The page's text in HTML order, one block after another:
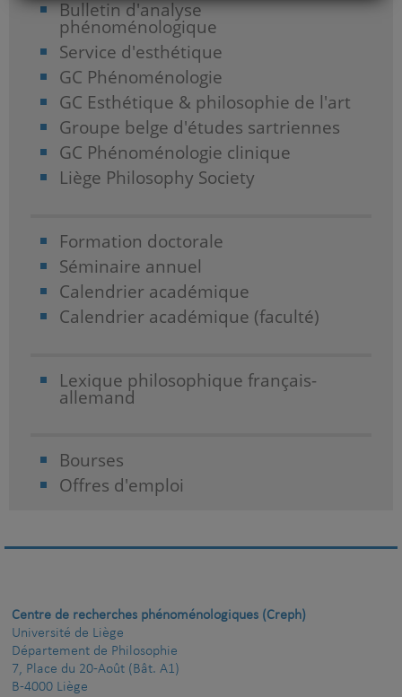
Bulletin d'analyse
phénoménologique
Service d'esthétique
GC Phénoménologie
GC Esthétique & philosophie de l'art
Groupe belge d'études sartriennes
GC Phénoménologie clinique
Liège Philosophy Society
Formation doctorale
Séminaire annuel
Calendrier académique
Calendrier académique (faculté)
Lexique philosophique français-
allemand
Bourses
Offres d'emploi
Centre de recherches phénoménologiques (Creph)
Université de Liège
Département de Philosophie
7, Place du 20-Août (Bât. A1)
B-4000 Liège